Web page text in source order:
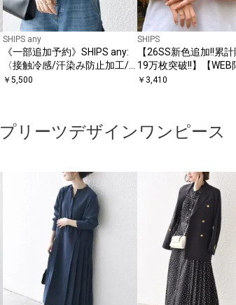
SHIPS any
《一部追加予約》SHIPS any:
〈接触冷感/汗染み防止加工/
洗濯機可能〉ドロスト フレン
￥ 5,500
SHIPS
【26SS新色追加!!累
19万枚突破!!】【WEB
SHIPS: マイクロ
￥ 3,410
プリーツデザインワンピース